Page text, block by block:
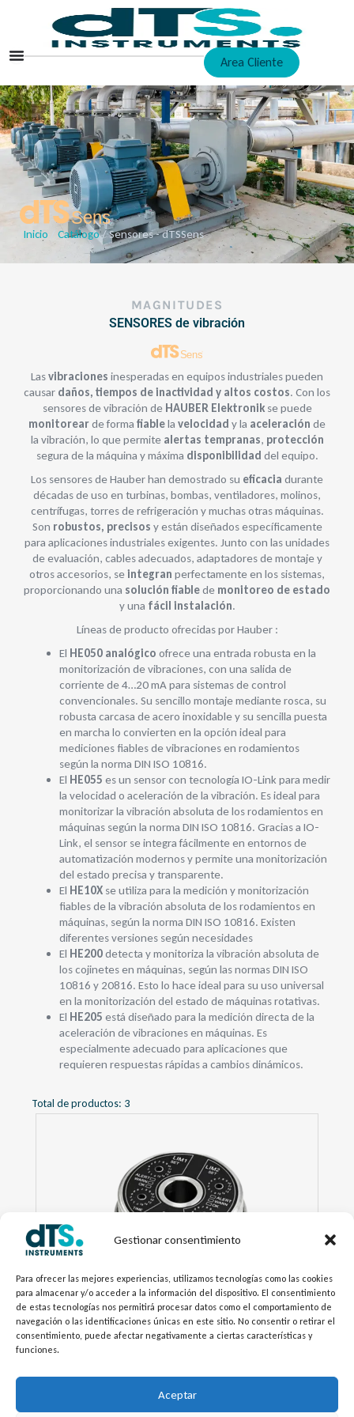
Gestionar consentimiento
Para ofrecer las mejores experiencias, utilizamos tecnologías como las cookies
para almacenar y/o acceder a la información del dispositivo. El consentimiento
de estas tecnologías nos permitirá procesar datos como el comportamiento de
navegación o las identificaciones únicas en este sitio. No consentir o retirar el
consentimiento, puede afectar negativamente a ciertas características y
funciones.
Aceptar
contenido
Area Cliente
Inicio Catálogo/ Sensores - dTSSens
MAGNITUDES
SENSORES de vibración
Lasvibraciones inesperadas en equipos industriales pueden
causar daños, tiempos de inactividad y altos costos. Con los
sensores de vibración de HAUBER Elektronikse puede
monitorearde forma fiablela velocidad y la aceleración de
la vibración, lo que permite alertas tempranas, protección
segura de la máquina y máxima disponibilidad del equipo.
Los sensores de Hauber han demostrado su eficacia durante
décadas de uso en turbinas, bombas, ventiladores, molinos,
centrífugas, torres de refrigeración y muchas otras máquinas.
Son robustos, precisos y están diseñados específicamente
para aplicaciones industriales exigentes. Junto con las unidades
de evaluación, cables adecuados, adaptadores de montaje y
otros accesorios, seintegran perfectamente en los sistemas,
proporcionando una solución fiablede monitoreo de estado
y una fácil instalación.
Líneas de producto ofrecidas por Hauber :
El HE050 analógico ofrece una entrada robusta en la
monitorización de vibraciones, con una salida de
corriente de 4…20 mA para sistemas de control
convencionales. Su sencillo montaje mediante rosca, su
robusta carcasa de acero inoxidable y su sencilla puesta
en marcha lo convierten en la opción ideal para
mediciones fiables de vibraciones en rodamientos
según la norma DIN ISO 10816.
El HE055 es un sensor con tecnología IO-Link para medir
la velocidad o aceleración de la vibración. Es ideal para
monitorizar la vibración absoluta de los rodamientos en
máquinas según la norma DIN ISO 10816. Gracias a IO-
Link, el sensor se integra fácilmente en entornos de
automatización modernos y permite una monitorización
del estado precisa y transparente.
El HE10X se utiliza para la medición y monitorización
fiables de la vibración absoluta de los rodamientos en
máquinas, según la norma DIN ISO 10816. Existen
diferentes versiones según necesidades
El HE200detecta y monitoriza la vibración absoluta de
los cojinetes en máquinas, según las normas DIN ISO
10816 y 20816. Esto lo hace ideal para su uso universal
en la monitorización del estado de máquinas rotativas.
El HE205 está diseñado para la medición directa de la
aceleración de vibraciones en máquinas. Es
especialmente adecuado para aplicaciones que
requieren respuestas rápidas a cambios dinámicos.
Total de productos: 3